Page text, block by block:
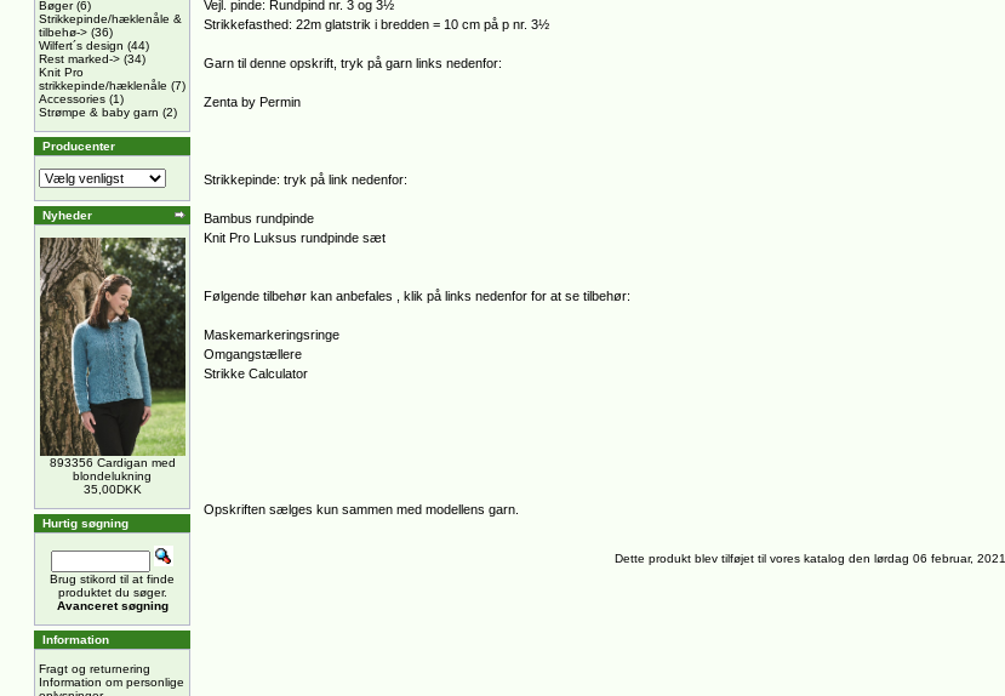
Bøger(6)
Strikkepinde/hæklenåle &
tilbehø-> (36)
Wilfert´s design (44)
Rest marked-> (34)
Knit Pro
strikkepinde/hæklenåle (7)
Accessories (1)
Strømpe & baby garn (2)
Producenter
Nyheder
893356 Cardigan med
blondelukning
35,00DKK
Hurtig søgning
Brug stikord til at finde
produktet du søger.
Avanceret søgning
Information
Fragt og returnering
Information om personlige
Vejl. pinde: Rundpind nr. 3 og 3½
Strikkefasthed: 22m glatstrik i bredden = 10 cm på p nr. 3½
Garn til denne opskrift, tryk på garn links nedenfor:
Zenta by Permin
Strikkepinde: tryk på link nedenfor:
Bambus rundpinde
Knit Pro Luksus rundpinde sæt
Følgende tilbehør kan anbefales , klik på links nedenfor for at se tilbehør:
Maskemarkeringsringe
Omgangstællere
Strikke Calculator
Opskriften sælges kun sammen med modellens garn.
Dette produkt blev tilføjet til vores katalog den lørdag 06 februar, 2021.